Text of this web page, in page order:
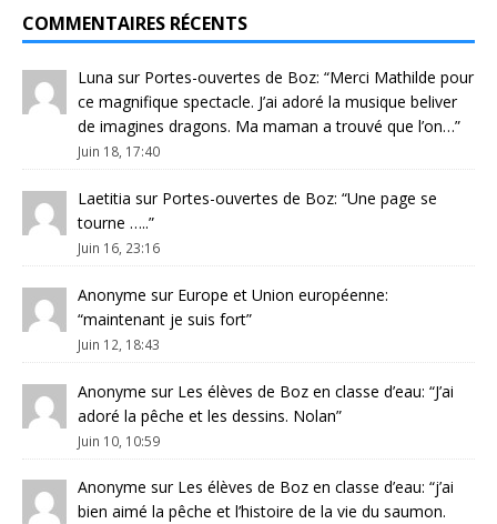
COMMENTAIRES RÉCENTS
Luna sur Portes-ouvertes de Boz: “Merci Mathilde pour
ce magnifique spectacle. J’ai adoré la musique beliver
de imagines dragons. Ma maman a trouvé que l’on…”
Juin 18, 17:40
Laetitia sur Portes-ouvertes de Boz: “Une page se
tourne …..”
Juin 16, 23:16
Anonyme sur Europe et Union européenne:
“maintenant je suis fort”
Juin 12, 18:43
Anonyme sur Les élèves de Boz en classe d’eau: “J’ai
adoré la pêche et les dessins. Nolan”
Juin 10, 10:59
Anonyme sur Les élèves de Boz en classe d’eau: “j’ai
bien aimé la pêche et l’histoire de la vie du saumon.